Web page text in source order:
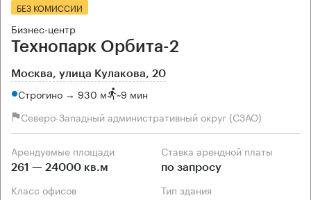
БЕЗ КОМИССИИ
Бизнес-центр
Технопарк Орбита-2
Москва, улица Кулакова, 20
Строгино → 930 м ~9 мин
Северо-Западный административный округ (СЗАО)
Арендуемые площади
261 — 24000 кв.м
Ставка арендной платы
по запросу
Класс офисов Тип здания